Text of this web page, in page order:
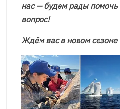
нас — будем рады помочь
вопрос!
Ждём вас в новом сезоне